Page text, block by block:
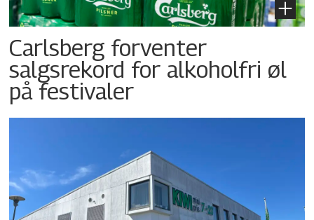
Carlsberg forventer
salgsrekord for alkoholfri øl
på festivaler